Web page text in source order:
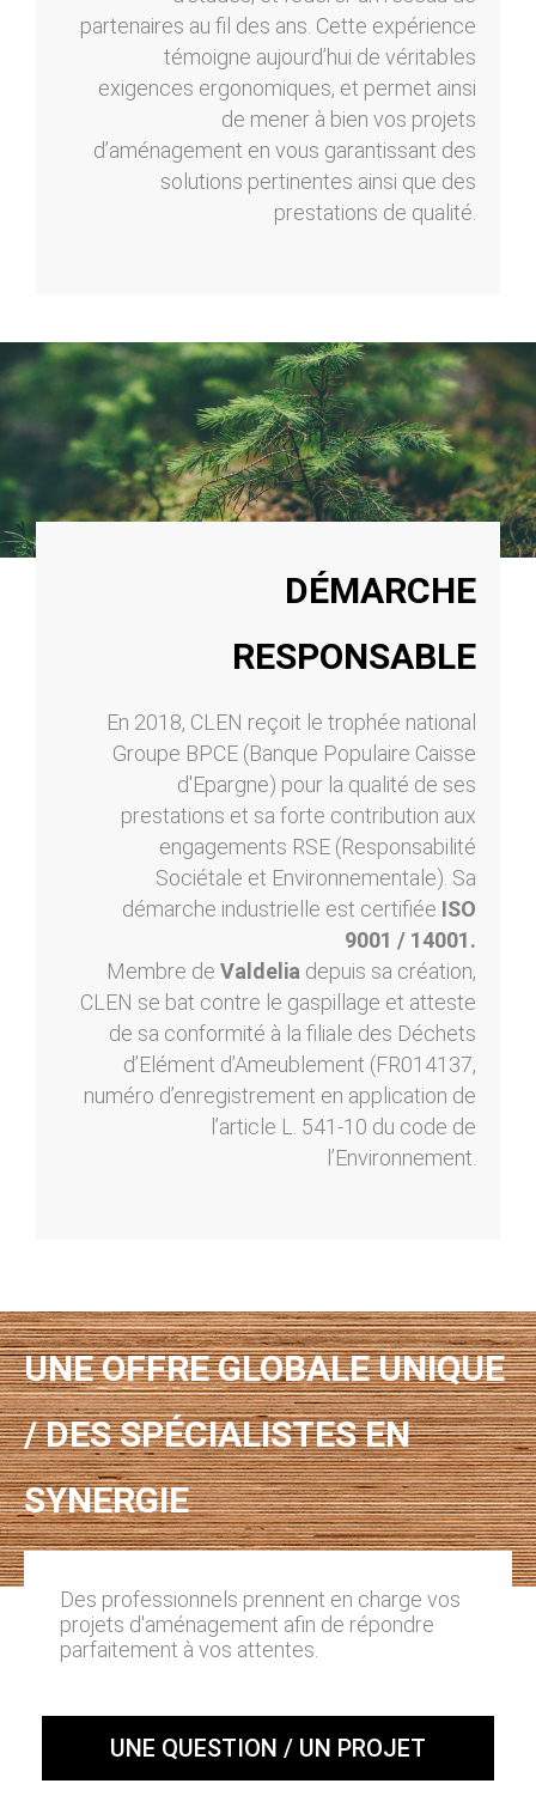
partenaires au fil des ans. Cette expérience
témoigne aujourd’hui de véritables
exigences ergonomiques, et permet ainsi
de mener à bien vos projets
d’aménagement en vous garantissant des
solutions pertinentes ainsi que des
prestations de qualité.
DÉMARCHE
RESPONSABLE
En 2018, CLEN reçoit le trophée national
Groupe BPCE (Banque Populaire Caisse
d'Epargne) pour la qualité de ses
prestations et sa forte contribution aux
engagements RSE (Responsabilité
Sociétale et Environnementale). Sa
démarche industrielle est certifiée ISO
9001 / 14001.
Membre de Valdelia depuis sa création,
CLEN se bat contre le gaspillage et atteste
de sa conformité à la filiale des Déchets
d’Elément d’Ameublement (FR014137,
numéro d’enregistrement en application de
l’article L. 541-10 du code de
l’Environnement.
UNE OFFRE GLOBALE UNIQUE
/ DES SPÉCIALISTES EN
SYNERGIE
Des professionnels prennent en charge vos
projets d'aménagement afin de répondre
parfaitement à vos attentes.
UNE QUESTION / UN PROJET